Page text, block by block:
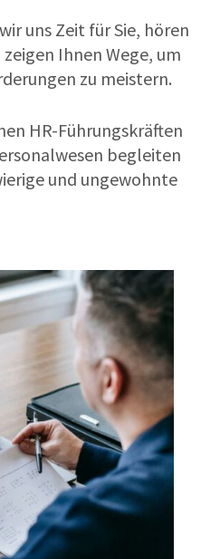
uns Zeit für Sie, hören
Ihnen Wege, um
zu meistern.
HR-Führungskräften
begleiten
und ungewohnte